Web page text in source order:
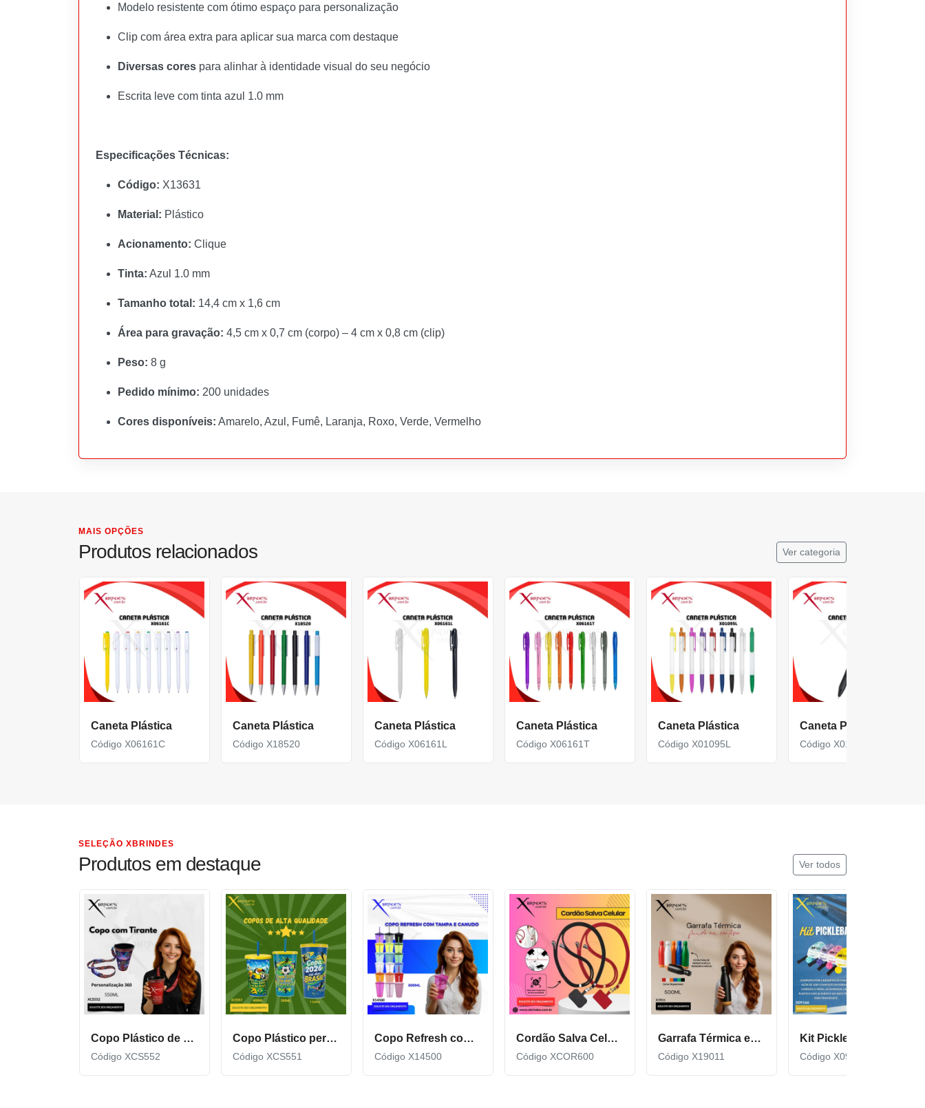
Modelo resistente com ótimo espaço para personalização
Clip com área extra para aplicar sua marca com destaque
Diversas cores para alinhar à identidade visual do seu negócio
Escrita leve com tinta azul 1.0 mm
Especificações Técnicas:
Código: X13631
Material: Plástico
Acionamento: Clique
Tinta: Azul 1.0 mm
Tamanho total: 14,4 cm x 1,6 cm
Área para gravação: 4,5 cm x 0,7 cm (corpo) – 4 cm x 0,8 cm (clip)
Peso: 8 g
Pedido mínimo: 200 unidades
Cores disponíveis: Amarelo, Azul, Fumê, Laranja, Roxo, Verde, Vermelho
MAIS OPÇÕES
Produtos relacionados Ver categoria
Caneta Plástica
Código X06161C
Caneta Plástica
Código X18520
Caneta Plástica
Código X06161L
Caneta Plástica
Código X06161T
Caneta Plástica
Código X01095L
Caneta Plástica
Código X01096C
SELEÇÃO XBRINDES
Produtos em destaque Ver todos
Copo Plástico de 550 ML com Tirante Personalizado XCS552
Código XCS552
Copo Plástico personalizado In Mold Label 360 XCS551
Código XCS551
Copo Refresh com Tampa e Canudo possui capacidade de 500ml X14500
Código X14500
Cordão Salva Celular Universal De Qualidade Xcor600
Código XCOR600
Garrafa Térmica em Inox com Fundo de Cortiça X19011
Código X19011 Código X09166